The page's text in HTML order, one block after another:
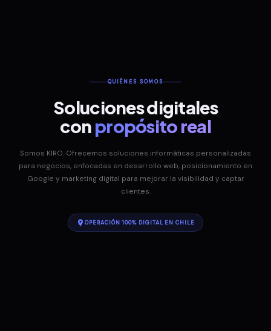
QUIÉNES SOMOS
Soluciones digitales
conpropósito real
Somos KIRO. Ofrecemos soluciones informáticas personalizadas
para negocios, enfocadas en desarrollo web, posicionamiento en
Google y marketing digital para mejorar la visibilidad y captar
clientes.
OPERACIÓN 100% DIGITAL EN CHILE